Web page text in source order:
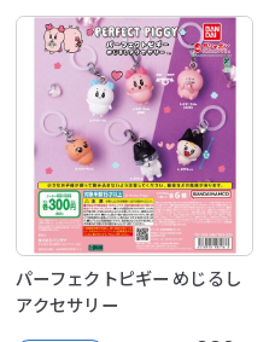
パーフェクトピギー めじるし
アクセサリー